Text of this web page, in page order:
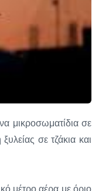
μικροσωματίδια σε
σε τζάκια και
μέτρο αέρα με όριο